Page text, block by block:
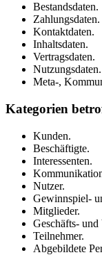
Bestandsdaten.
Zahlungsdaten.
Kontaktdaten.
Inhaltsdaten.
Vertragsdaten.
Nutzungsdaten.
Meta-,
Kategorien
Kunden.
Beschäftigte.
Interessenten.
Nutzer.
Gewinnspiel-
Mitglieder.
Geschäfts- und
Teilnehmer.
Abgebildete